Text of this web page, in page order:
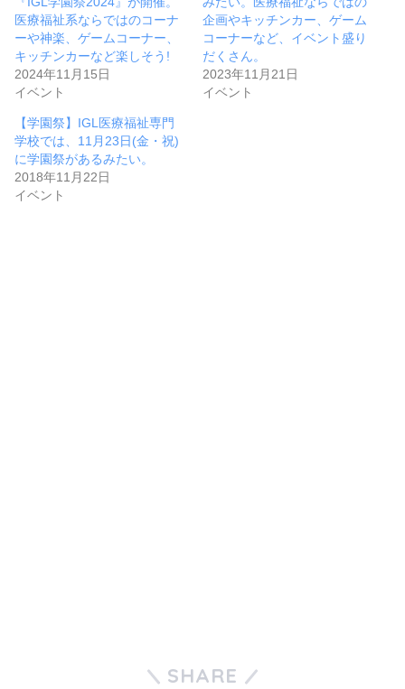
医療福祉系ならではのコーナ
ーや神楽、ゲームコーナー、
キッチンカーなど楽しそう!
2024年11月15日
イベント
企画やキッチンカー、ゲーム
コーナーなど、イベント盛り
だくさん。
2023年11月21日
イベント
【学園祭】IGL医療福祉専門
学校では、11月23日(金・祝)
に学園祭があるみたい。
2018年11月22日
イベント
SHARE